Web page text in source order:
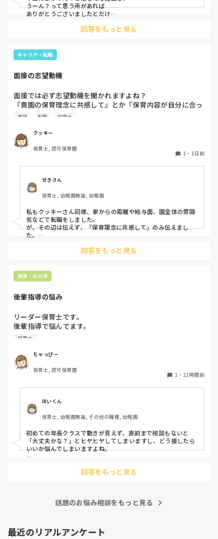
うーん？って思う所があれば
ありがとうございましたとだけ
回答をもっと見る
キャリア・転職
面接の志望動機
面接では必ず志望動機を聞かれますよね？
『貴園の保育理念に共感して』とか『保育内容が自分に合っ
てると思いました』等々が多いかと思いますが、実際はどう
私自身、園の雰囲気とか園の規模、保育内容は勘案しますが
正直なところ、家から通いやすいか、給与はどうか…という
ところに重きを置いています
皆さんは、志望動機をどのように答えていますか？また、本
音はどうですか？
面接 転職 保育士
クッキー
保育士, 認可保育園
1 ・ 1日前
せきさん
保育士, 幼稚園教諭, 幼稚園
私もクッキーさん同様、家からの距離や給与面、園全体の雰囲
気などで転職をしました。
が、その辺は伝えず、「保育理念に共感して」のみ伝えまし
た。
回答をもっと見る
保育・お仕事
後輩指導の悩み
リーダー保育士です。
後輩指導で悩んでます。
初めて年長を持つ後輩がいますが
いで様子見てると直前になるまで何もアクションがなかった
り
他の職員に聞いてる様子もなくて
よほど自分に聞きづらいのか、聞く必要性さえ感じないの
か、もうよくわからないです。
対応にも悩みます。
保育士
ちゃっぴー
保育士, 認可保育園
1 ・ 21時間前
ほいくん
保育士, 幼稚園教諭, その他の職種, 幼稚園
初めての年長クラスで動きが見えず、直前まで相談もないと
「大丈夫かな？」とヒヤヒヤしてしまいますし、どう接したら
いいか悩んでしまいますよね。
「こんなこと聞いたら迷惑かな」と抱え込んでいるケースがと
件、どこまで進んだ？」「困ってることない？」と具体的に声
「毎日夕方に5分だけ進捗確認の時間を取る」などルール化し
てしまうと、後輩も質問しやすくなりますよ。一人で抱え込ま
回答をもっと見る
話題のお悩み相談をもっと見る
最近のリアルアンケート